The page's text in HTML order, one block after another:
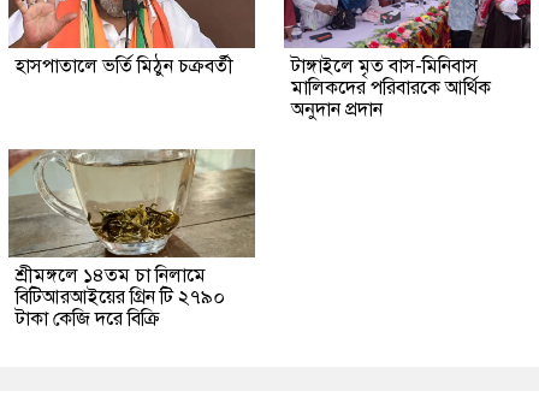
হাসপাতালে ভর্তি মিঠুন চক্রবর্তী
টাঙ্গাইলে মৃত বাস-মিনিবাস
মালিকদের পরিবারকে আর্থিক
অনুদান প্রদান
শ্রীমঙ্গলে ১৪তম চা নিলামে
বিটিআরআইয়ের গ্রিন টি ২৭৯০
টাকা কেজি দরে বিক্রি